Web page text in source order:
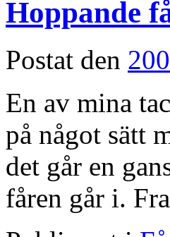
Hoppande
Postat den
En av mina
på något sätt
det går en
fåren går i.